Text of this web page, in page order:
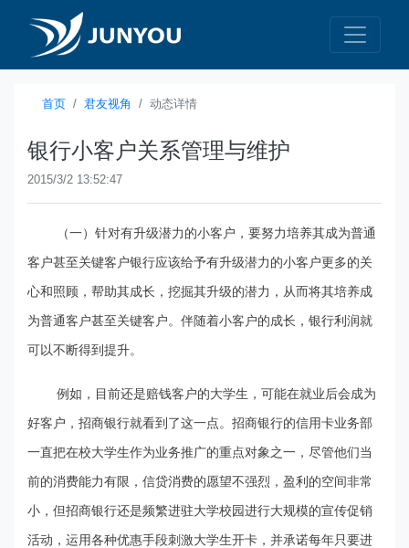
首页 君友视角 动态详情
银行小客户关系管理与维护
2015/3/2 13:52:47
（一）针对有升级潜力的小客户，要努力培养其成为普通
客户甚至关键客户银行应该给予有升级潜力的小客户更多的关
心和照顾，帮助其成长，挖掘其升级的潜力，从而将其培养成
为普通客户甚至关键客户。伴随着小客户的成长，银行利润就
可以不断得到提升。
例如，目前还是赔钱客户的大学生，可能在就业后会成为
好客户，招商银行就看到了这一点。招商银行的信用卡业务部
一直把在校大学生作为业务推广的重点对象之一，尽管他们当
前的消费能力有限，信贷消费的愿望不强烈，盈利的空间非常
小，但招商银行还是频繁进驻大学校园进行大规模的宣传促销
活动，运用各种优惠手段刺激大学生开卡，并承诺每年只要进